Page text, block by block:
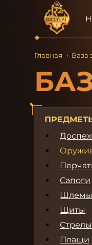
Главная → База
Сапоги
Шлемы
Щиты
Стрелы
Плащи